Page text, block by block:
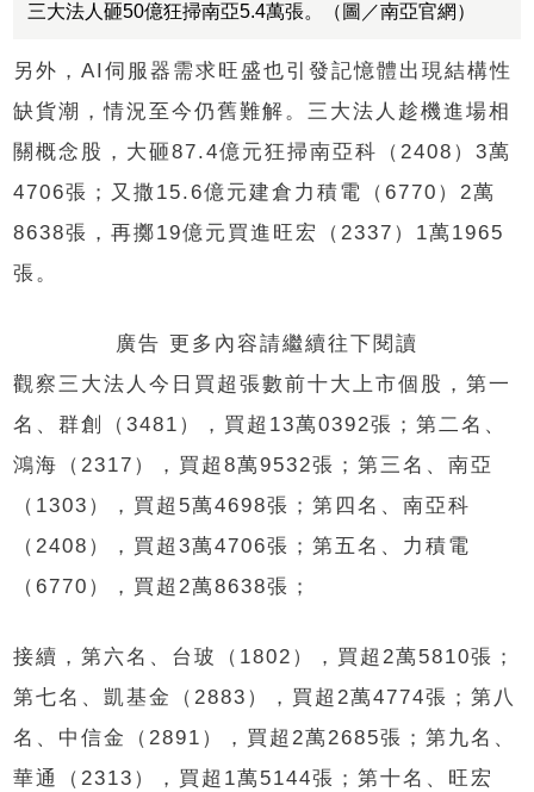
三大法人砸50億狂掃南亞5.4萬張。（圖／南亞官網）
另外，AI伺服器需求旺盛也引發記憶體出現結構性
缺貨潮，情況至今仍舊難解。三大法人趁機進場相
關概念股，大砸87.4億元狂掃南亞科（2408）3萬
4706張；又撒15.6億元建倉力積電（6770）2萬
8638張，再擲19億元買進旺宏（2337）1萬1965
張。
廣告 更多內容請繼續往下閱讀
觀察三大法人今日買超張數前十大上市個股，第一
名、群創（3481），買超13萬0392張；第二名、
鴻海（2317），買超8萬9532張；第三名、南亞
（1303），買超5萬4698張；第四名、南亞科
（2408），買超3萬4706張；第五名、力積電
（6770），買超2萬8638張；
接續，第六名、台玻（1802），買超2萬5810張；
第七名、凱基金（2883），買超2萬4774張；第八
名、中信金（2891），買超2萬2685張；第九名、
華通（2313），買超1萬5144張；第十名、旺宏